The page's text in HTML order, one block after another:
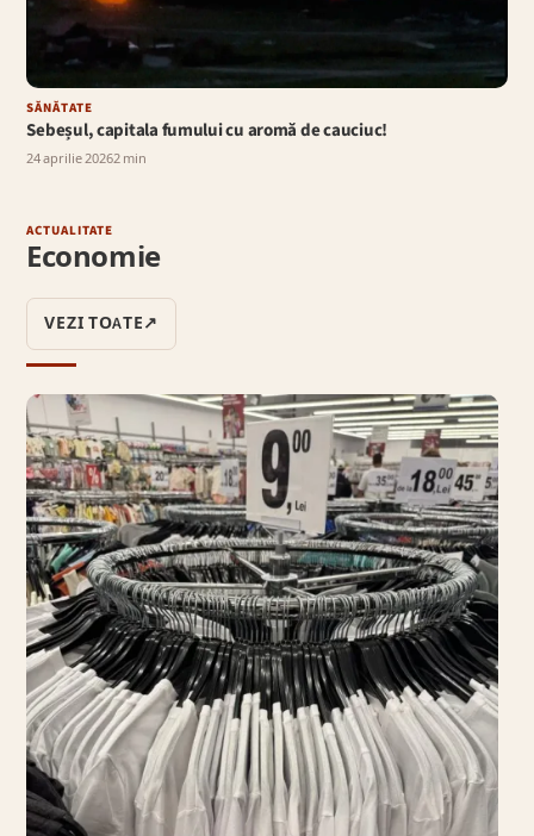
SĂNĂTATE
Sebeșul, capitala fumului cu aromă de cauciuc!
24 aprilie 20262 min
ACTUALITATE
Economie
VEZI TOATE↗